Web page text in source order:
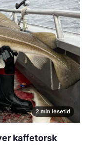
2 min lesetid
kaffetorsk